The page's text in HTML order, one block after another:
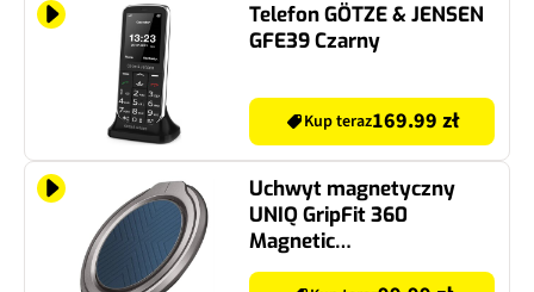
Telefon GÖTZE & JENSEN
GFE39 Czarny
Kup teraz169.99 zł
Uchwyt magnetyczny
UNIQ GripFit 360
Magnetic
Mount&Kickstand